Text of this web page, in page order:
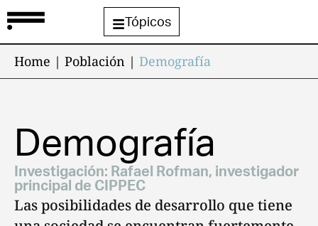
Tópicos
Home | Población | Demografía
Demografía
Investigación: Rafael Rofman, investigador
principal de CIPPEC
Las posibilidades de desarrollo que tiene